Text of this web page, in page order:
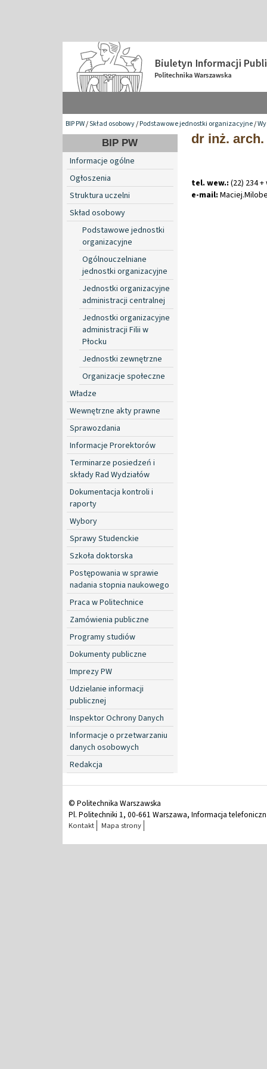
BIP PW/Skład osobowy/Podstawowe jednostki organizacyjne/
BIP PW
Informacje ogólne
Ogłoszenia
Struktura uczelni
Skład osobowy
Podstawowe jednostki
organizacyjne
Ogólnouczelniane
jednostki organizacyjne
Jednostki organizacyjne
administracji centralnej
Jednostki organizacyjne
administracji Filii w
Płocku
Jednostki zewnętrzne
Organizacje społeczne
Władze
Wewnętrzne akty prawne
Sprawozdania
Informacje Prorektorów
Terminarze posiedzeń i
składy Rad Wydziałów
Dokumentacja kontroli i
raporty
Wybory
Sprawy Studenckie
Szkoła doktorska
Postępowania w sprawie
nadania stopnia naukowego
Praca w Politechnice
Zamówienia publiczne
Programy studiów
Dokumenty publiczne
Imprezy PW
Udzielanie informacji
publicznej
Inspektor Ochrony Danych
Informacje o przetwarzaniu
danych osobowych
Redakcja
dr inż. arch.
tel. wew.: (22) 234
e-mail: Maciej.
© Politechnika Warszawska
Pl. Politechniki 1, 00-661 Warszawa, Informacja
Kontakt Mapa strony